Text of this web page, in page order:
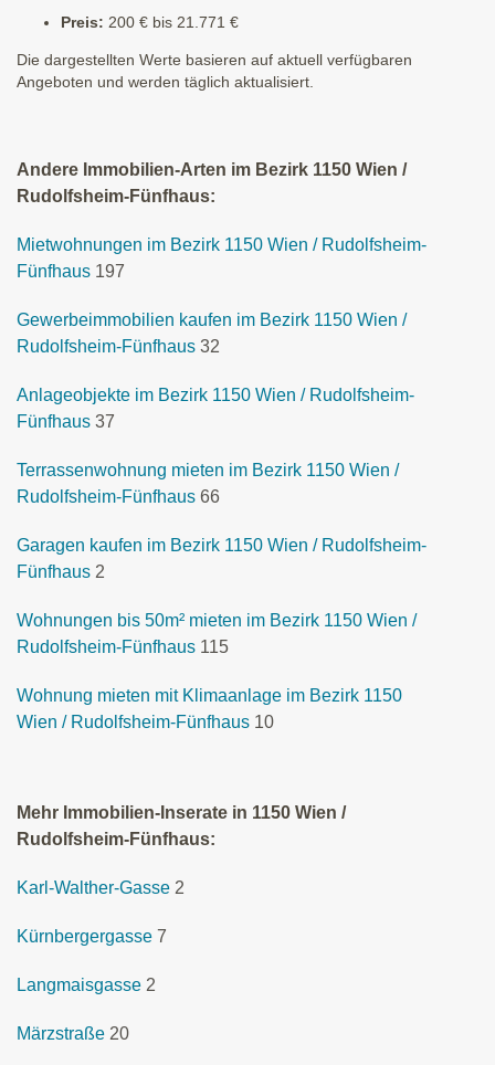
Preis: 200 € bis 21.771 €
Die dargestellten Werte basieren auf aktuell verfügbaren
Angeboten und werden täglich aktualisiert.
Andere Immobilien-Arten im Bezirk 1150 Wien /
Rudolfsheim-Fünfhaus:
Mietwohnungen im Bezirk 1150 Wien / Rudolfsheim-
Fünfhaus 197
Gewerbeimmobilien kaufen im Bezirk 1150 Wien /
Rudolfsheim-Fünfhaus 32
Anlageobjekte im Bezirk 1150 Wien / Rudolfsheim-
Fünfhaus 37
Terrassenwohnung mieten im Bezirk 1150 Wien /
Rudolfsheim-Fünfhaus 66
Garagen kaufen im Bezirk 1150 Wien / Rudolfsheim-
Fünfhaus 2
Wohnungen bis 50m² mieten im Bezirk 1150 Wien /
Rudolfsheim-Fünfhaus 115
Wohnung mieten mit Klimaanlage im Bezirk 1150
Wien / Rudolfsheim-Fünfhaus 10
Mehr Immobilien-Inserate in 1150 Wien /
Rudolfsheim-Fünfhaus:
Karl-Walther-Gasse 2
Kürnbergergasse 7
Langmaisgasse 2
Märzstraße 20